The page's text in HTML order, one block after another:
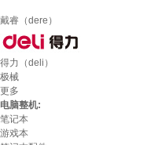
戴睿（dere）
得力（deli）
极械
更多
电脑整机:
笔记本
游戏本